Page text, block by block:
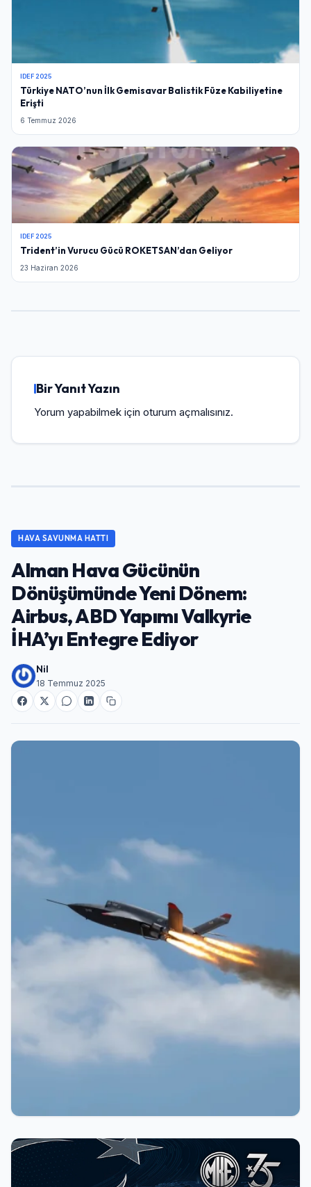
IDEF 2025
Türkiye NATO’nun İlk Gemisavar Balistik Füze Kabiliyetine
Erişti
6 Temmuz 2026
IDEF 2025
Trident’in Vurucu Gücü ROKETSAN’dan Geliyor
23 Haziran 2026
Bir Yanıt Yazın
Yorum yapabilmek için oturum açmalısınız.
HAVA SAVUNMA HATTI
Alman Hava Gücünün
Dönüşümünde Yeni Dönem:
Airbus, ABD Yapımı Valkyrie
İHA’yı Entegre Ediyor
Nil
18 Temmuz 2025